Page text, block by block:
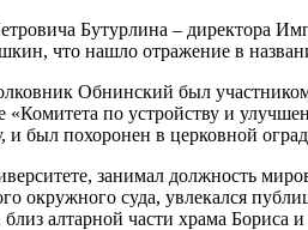
Бутурлина – директора
что нашло отражение в
Обнинский был
по устройству и
был похоронен в церковной
занимал должность
окружного суда, увлекался
алтарной части храма Бориса и